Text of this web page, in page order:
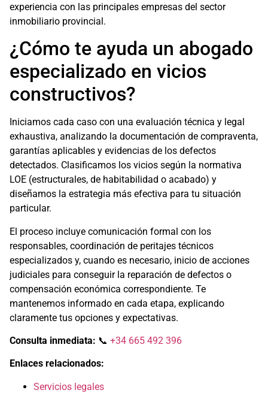
experiencia con las principales empresas del sector
inmobiliario provincial.
¿Cómo te ayuda un abogado
especializado en vicios
constructivos?
Iniciamos cada caso con una evaluación técnica y legal
exhaustiva, analizando la documentación de compraventa,
garantías aplicables y evidencias de los defectos
detectados. Clasificamos los vicios según la normativa
LOE (estructurales, de habitabilidad o acabado) y
diseñamos la estrategia más efectiva para tu situación
particular.
El proceso incluye comunicación formal con los
responsables, coordinación de peritajes técnicos
especializados y, cuando es necesario, inicio de acciones
judiciales para conseguir la reparación de defectos o
compensación económica correspondiente. Te
mantenemos informado en cada etapa, explicando
claramente tus opciones y expectativas.
Consulta inmediata: 📞 +34 665 492 396
Enlaces relacionados:
Servicios legales